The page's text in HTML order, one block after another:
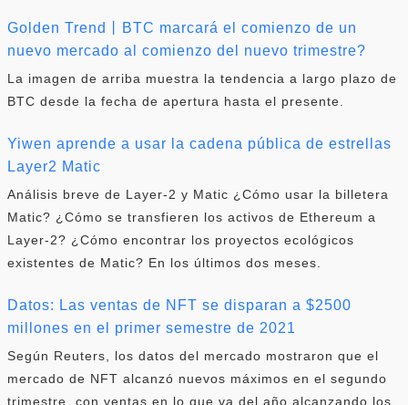
Golden Trend丨BTC marcará el comienzo de un
nuevo mercado al comienzo del nuevo trimestre?
La imagen de arriba muestra la tendencia a largo plazo de
BTC desde la fecha de apertura hasta el presente.
Yiwen aprende a usar la cadena pública de estrellas
Layer2 Matic
Análisis breve de Layer-2 y Matic ¿Cómo usar la billetera
Matic? ¿Cómo se transfieren los activos de Ethereum a
Layer-2? ¿Cómo encontrar los proyectos ecológicos
existentes de Matic? En los últimos dos meses.
Datos: Las ventas de NFT se disparan a $2500
millones en el primer semestre de 2021
Según Reuters, los datos del mercado mostraron que el
mercado de NFT alcanzó nuevos máximos en el segundo
trimestre, con ventas en lo que va del año alcanzando los